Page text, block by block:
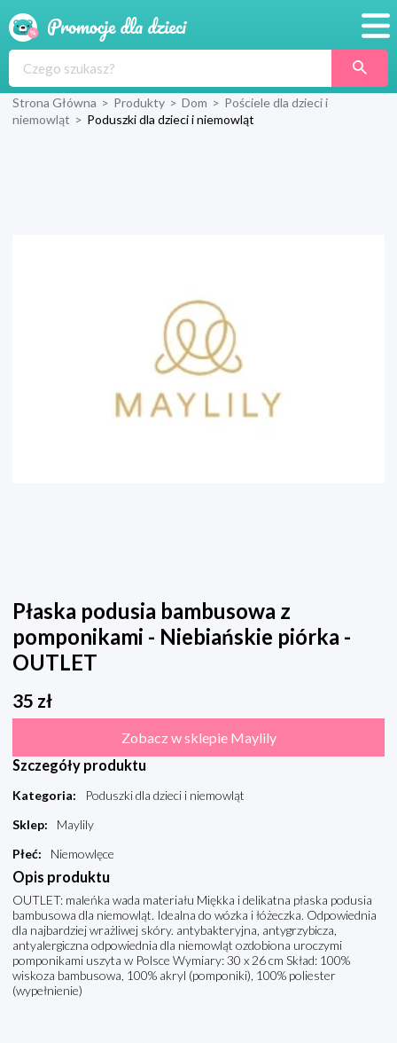
Produkty
Strona Główna > Produkty > Dom > Pościele dla dzieci i
niemowląt > Poduszki dla dzieci i niemowląt
Płaska podusia bambusowa z
pomponikami - Niebiańskie piórka -
OUTLET
35 zł
Zobacz w sklepie Maylily
Szczegóły produktu
Kategoria:
Poduszki dla dzieci i niemowląt
Sklep:
Maylily
Płeć: Niemowlęce
Opis produktu
OUTLET: maleńka wada materiału Miękka i delikatna płaska podusia
bambusowa dla niemowląt. Idealna do wózka i łóżeczka. Odpowiednia
dla najbardziej wrażliwej skóry. antybakteryjna, antygrzybicza,
antyalergiczna odpowiednia dla niemowląt ozdobiona uroczymi
pomponikami uszyta w Polsce Wymiary: 30 x 26 cm Skład: 100%
wiskoza bambusowa, 100% akryl (pomponiki), 100% poliester
(wypełnienie)